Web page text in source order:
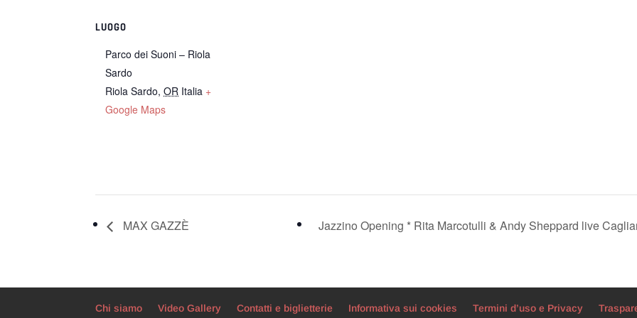
LUOGO
Parco dei Suoni – Riola
Sardo
Riola Sardo, OR Italia +
Google Maps
MAX GAZZÈ Jazzino Opening * Rita Marcotulli & Andy Sheppard live
Chi siamo Video Gallery Contatti e biglietterie Informativa sui cookies Termini d’uso e Privacy